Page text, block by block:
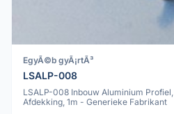
EgyÃ©b gyÃ¡rtÃ³
LSALP-008
LSALP-008 Inbouw Aluminium
Afdekking, 1m - Generieke Fabrikant